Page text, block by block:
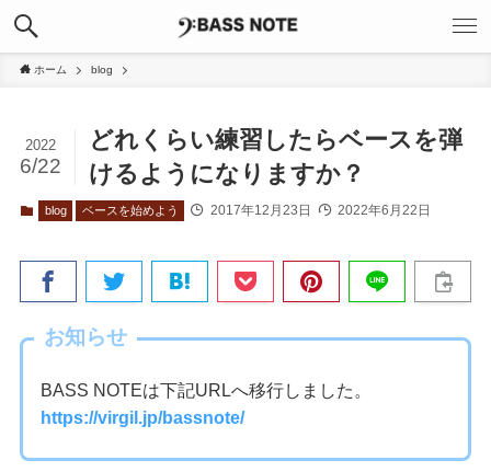
ホーム blog
どれくらい練習したらベースを弾
けるようになりますか？
2022
6/22
blog ベースを始めよう 2017年12月23日 2022年6月22日
お知らせ
BASS NOTEは下記URLへ移行しました。
https://virgil.jp/bassnote/